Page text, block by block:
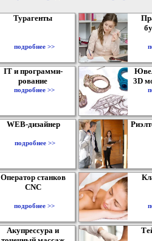
Турагенты
подробнее >>
IT и программи-
рование
подробнее >>
3D
WEB-дизайнер
подробнее >>
Оператор станков
CNC
подробнее >>
Акупрессура и